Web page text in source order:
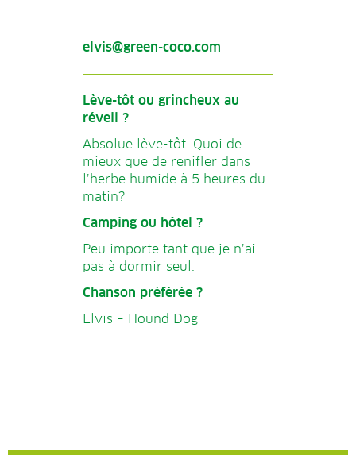
elvis@green-coco.com
Lève-tôt ou grincheux au
réveil ?
Absolue lève-tôt. Quoi de
mieux que de renifler dans
l’herbe humide à 5 heures du
matin?
Camping ou hôtel ?
Peu importe tant que je n’ai
pas à dormir seul.
Chanson préférée ?
Elvis – Hound Dog